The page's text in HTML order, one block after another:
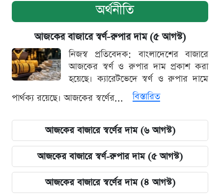
অর্থনীতি
আজকের বাজারে স্বর্ণ-রুপার দাম (৫ আগস্ট)
নিজস্ব প্রতিবেদক: বাংলাদেশের বাজারে
আজকের স্বর্ণ ও রুপার দাম প্রকাশ করা
হয়েছে। ক্যারেটভেদে স্বর্ণ ও রুপার দামে
পার্থক্য রয়েছে। আজকের স্বর্ণের...
বিস্তারিত
আজকের বাজারে স্বর্ণের দাম (৬ আগস্ট)
আজকের বাজারে স্বর্ণ-রুপার দাম (৫ আগস্ট)
আজকের বাজারে স্বর্ণের দাম (৪ আগস্ট)